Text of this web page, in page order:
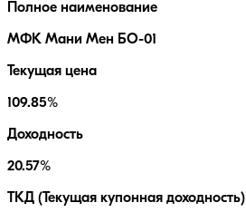
Полное наименование
МФК Мани Мен БО-01
Текущая цена
109.85%
Доходность
20.57%
ТКД (Текущая купонная доходность)